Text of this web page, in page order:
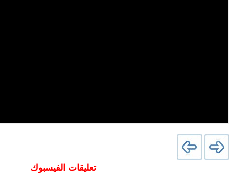
تعليقات الفيسبوك